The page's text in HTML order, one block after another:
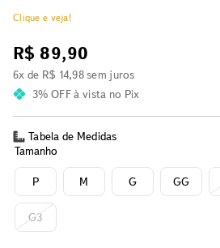
Clique e veja!
R$ 89,90
6x de R$ 14,98sem juros
3% OFFà vista no Pix
Tabela de Medidas
Tamanho
P G
M GG
G3